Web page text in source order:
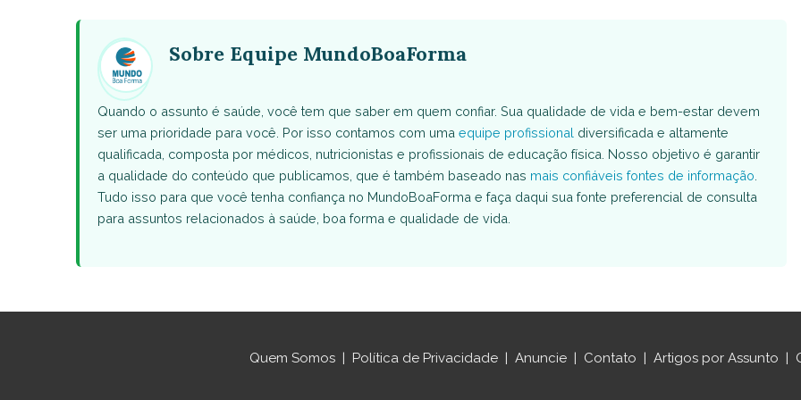
Sobre Equipe MundoBoaForma
Quando o assunto é saúde, você tem que saber em quem confiar. Sua qualidade de vida e bem-estar devem
ser uma prioridade para você. Por isso contamos com uma equipe profissional diversificada e altamente
qualificada, composta por médicos, nutricionistas e profissionais de educação física. Nosso objetivo é garantir
a qualidade do conteúdo que publicamos, que é também baseado nas mais confiáveis fontes de informação
Tudo isso para que você tenha confiança no MundoBoaForma e faça daqui sua fonte preferencial de consulta
para assuntos relacionados à saúde, boa forma e qualidade de vida.
Quem Somos| Política de Privacidade| Anuncie| Contato | Artigos por Assunto |